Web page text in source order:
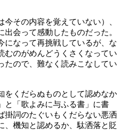
その内容を覚えていない）、
会って感動したものだった。
になって再挑戦しているが、な
むのがめんどうくさくなってい
たので、難なく読みこなしてい
をくだらぬものとして認めなか
と「歌よみに与ふる書」に書
掛詞のたぐいもくだらない悪洒
、機知と認めるか、駄洒落と貶